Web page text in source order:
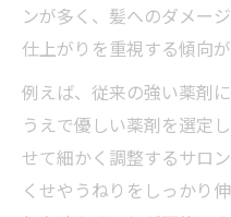
ンが多く、髪へのダメー
仕上がりを重視する傾向が
例えば、従来の強い薬剤
うえで優しい薬剤を選定
せて細かく調整するサロ
くせやうねりをしっかり